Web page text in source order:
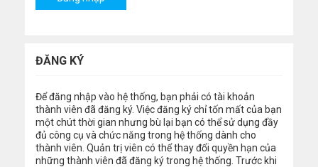
ĐĂNG KÝ
Để đăng nhập vào hệ thống, bạn phải có tài khoản
thành viên đã đăng ký. Việc đăng ký chỉ tốn mất của bạn
một chút thời gian nhưng bù lại bạn có thể sử dụng đầy
đủ công cụ và chức năng trong hệ thống dành cho
thành viên. Quản trị viên có thể thay đổi quyền hạn của
những thành viên đã đăng ký trong hệ thống. Trước khi